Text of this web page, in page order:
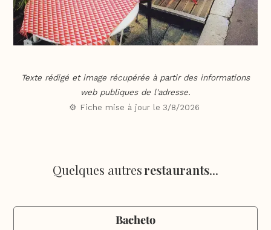
Texte rédigé et image récupérée à partir des informations
web publiques de l'adresse.
⚙️ Fiche mise à jour le 3/8/2026
Quelques autresrestaurants...
Bacheto